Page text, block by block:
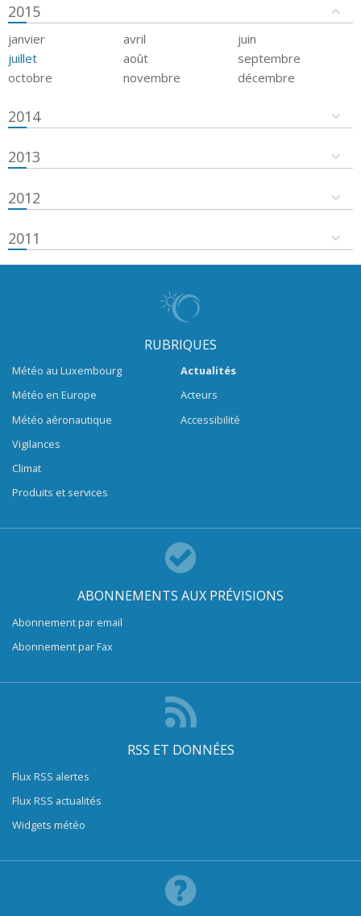
2015
janvier avril
juin
juillet
août
septembre
octobre
novembre décembre
2014
2013
2012
2011
RUBRIQUES
Météo au Luxembourg
Météo en Europe
Météo aéronautique
Vigilances
Climat
Produits et services
Actualités
Acteurs
Accessibilité
ABONNEMENTS AUX PRÉVISIONS
Abonnement par email
Abonnement par Fax
RSS ET DONNÉES
Flux RSS alertes
Flux RSS actualités
Widgets météo